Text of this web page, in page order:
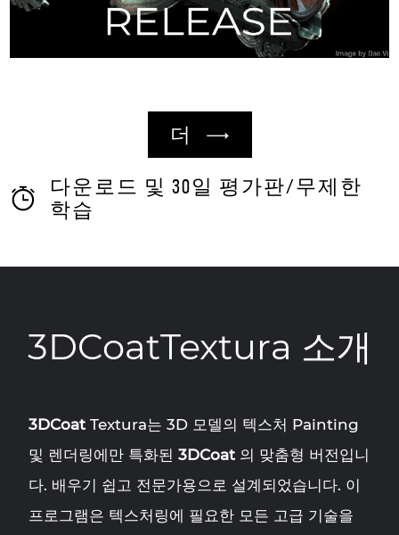
더
다운로드 및 30일 평가판/무제한
학습
3DCoatTextura 소개
3DCoatTextura는 3D 모델의 텍스처 Painting
및 렌더링에만 특화된3DCoat의 맞춤형 버전입니
다. 배우기 쉽고 전문가용으로 설계되었습니다. 이
프로그램은 텍스처링에 필요한 모든 고급 기술을